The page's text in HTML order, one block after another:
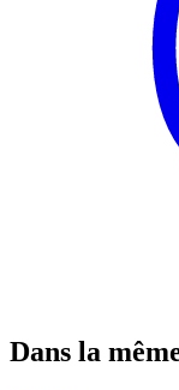
Dans la